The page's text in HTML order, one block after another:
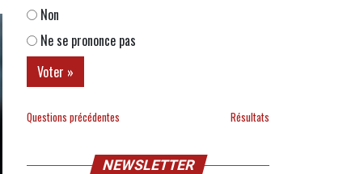
Non
Ne se prononce pas
Questions précédentes Résultats
NEWSLETTER